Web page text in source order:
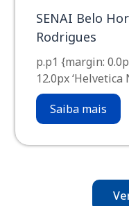
SENAI Belo
Rodrigues
p.p1 {margin:
12.0px
Saiba mais